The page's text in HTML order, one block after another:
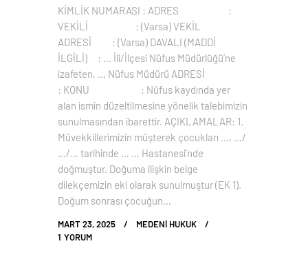
KİMLİK NUMARASI : ADRES :
VEKİLİ : (Varsa) VEKİL
ADRESİ : (Varsa) DAVALI (MADDİ
İLGİLİ) : … İli/İlçesi Nüfus Müdürlüğü’ne
izafeten, … Nüfus Müdürü ADRESİ
: KONU : Nüfus kaydında yer
alan ismin düzeltilmesine yönelik talebimizin
sunulmasından ibarettir. AÇIKLAMALAR: 1.
Müvekkillerimizin müşterek çocukları …, …/
…/… tarihinde … … Hastanesi’nde
doğmuştur. Doğuma ilişkin belge
dilekçemizin eki olarak sunulmuştur (EK 1).
Doğum sonrası çocuğun…
MART 23, 2025
MEDENI HUKUK
1 YORUM